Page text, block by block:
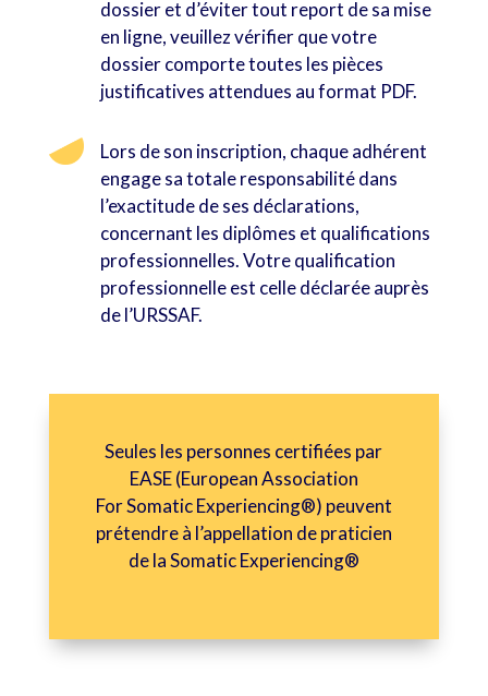
dossier et d’éviter tout report de sa mise
en ligne, veuillez vérifier que votre
dossier comporte toutes les pièces
justificatives attendues au format PDF.
Lors de son inscription, chaque adhérent
engage sa totale responsabilité dans
l’exactitude de ses déclarations,
concernant les diplômes et qualifications
professionnelles. Votre qualification
professionnelle est celle déclarée auprès
de l’URSSAF.
Seules les personnes certifiées par
EASE (European Association
For Somatic Experiencing®) peuvent
prétendre à l’appellation de praticien
de la Somatic Experiencing®